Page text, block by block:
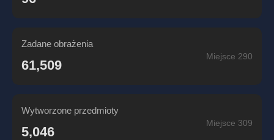
Zadane obrażenia
61,509
Miejsce 290
Wytworzone przedmioty
5,046
Miejsce 309